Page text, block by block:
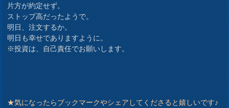
片方が約定せず。
ストップ高だったようで。
明日、注文するか。
明日も幸せでありますように。
※投資は、自己責任でお願いします。
★気になったらブックマークやシェアしてくださると嬉しいです♪